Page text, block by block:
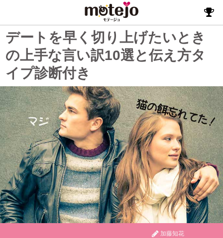
デートを早く切り上げたいとき
の上手な言い訳10選と伝え方タ
イプ診断付き
加藤知花